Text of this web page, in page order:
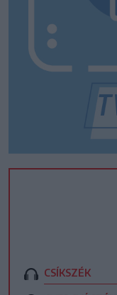
CSÍKSZÉK